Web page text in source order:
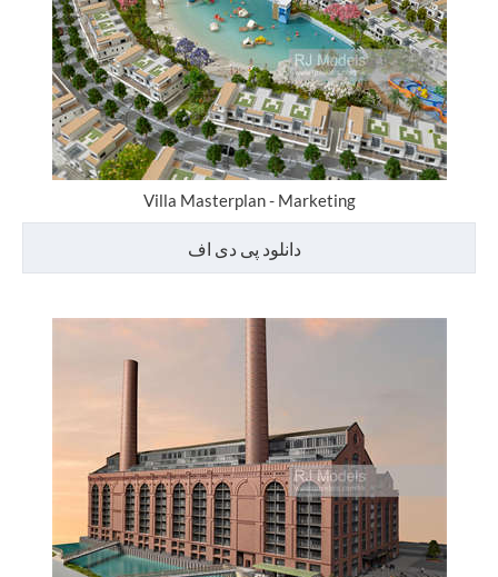
Villa Masterplan - Marketing
دانلود پی دی اف